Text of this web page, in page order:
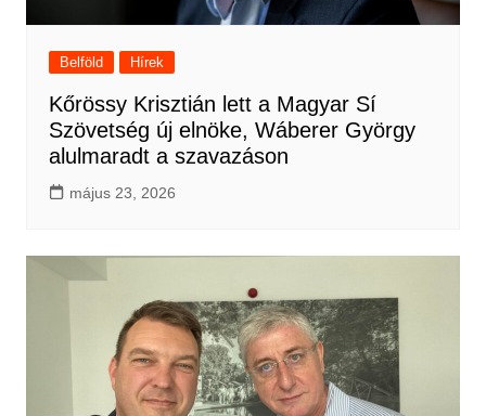
Belföld Hírek
Kőrössy Krisztián lett a Magyar Sí
Szövetség új elnöke, Wáberer György
alulmaradt a szavazáson
május 23, 2026